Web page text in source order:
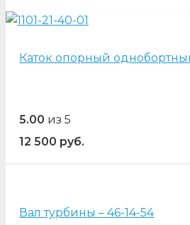
Каток опорный однобортный
5.00 из 5
12 500 руб.
Вал турбины – 46-14-54